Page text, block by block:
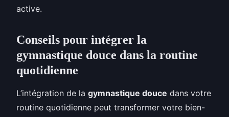
active.
Conseils pour intégrer la
gymnastique douce dans la routine
quotidienne
L’intégration de la gymnastique douce dans votre
routine quotidienne peut transformer votre bien-